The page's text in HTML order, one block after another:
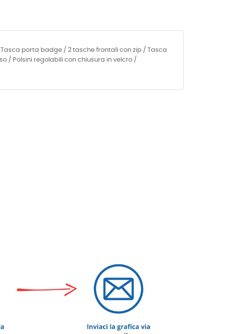
porta badge / 2 tasche frontali con zip / Tasca
/ Polsini regolabili con chiusura in velcro /